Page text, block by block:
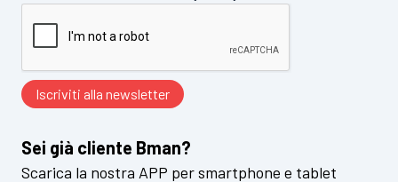
Sei già cliente Bman?
Scarica la nostra APP per smartphone e tablet